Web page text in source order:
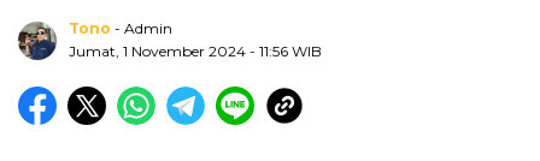
Tono - Admin
Jumat, 1 November 2024 - 11:56 WIB